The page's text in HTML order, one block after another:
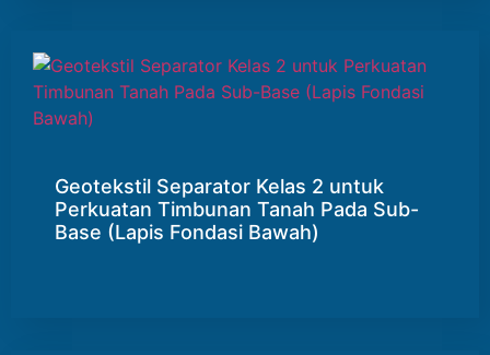
Geotekstil Separator Kelas 2 untuk
Perkuatan Timbunan Tanah Pada Sub-
Base (Lapis Fondasi Bawah)